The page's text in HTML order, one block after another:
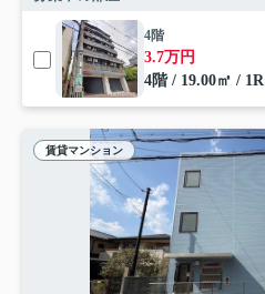
4階
3.7万円
4階 / 19.00㎡ / 1R
賃貸マンション